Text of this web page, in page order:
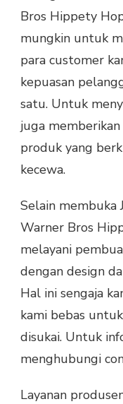
Bros Hippety
mungkin untuk
para customer
kepuasan
satu. Untuk
juga
produk yang
kecewa.
Selain membuka
Warner Bros
melayani
dengan design
Hal ini sengaja
kami bebas
disukai. Untuk
menghubungi
Layanan